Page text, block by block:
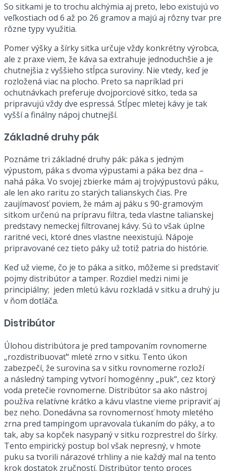
So sitkami je to trochu alchýmia aj preto, lebo existujú vo
veľkostiach od 6 až po 26 gramov a majú aj rôzny tvar pre
rôzne typy využitia.
Pomer výšky a šírky sitka určuje vždy konkrétny výrobca,
ale z praxe viem, že káva sa extrahuje jednoduchšie a je
chutnejšia z vyššieho stĺpca suroviny. Nie vtedy, keď je
rozložená viac na plocho. Preto sa napríklad pri
ochutnávkach preferuje dvojporciové sitko, teda sa
pripravujú vždy dve espressá. Stĺpec mletej kávy je tak
vyšší a finálny nápoj chutnejší.
Základné druhy pák
Poznáme tri základné druhy pák: páka s jedným
výpustom, páka s dvoma výpustami a páka bez dna –
nahá páka. Vo svojej zbierke mám aj trojvýpustovú páku,
ale len ako raritu zo starých talianskych čias. Pre
zaujímavosť poviem, že mám aj páku s 90-gramovým
sitkom určenú na prípravu filtra, teda vlastne talianskej
predstavy nemeckej filtrovanej kávy. Sú to však úplne
raritné veci, ktoré dnes vlastne neexistujú. Nápoje
pripravované cez tieto páky už totiž patria do histórie.
Keď už vieme, čo je to páka a sitko, môžeme si predstaviť
pojmy distribútor a tamper. Rozdiel medzi nimi je
principiálny; jeden mletú kávu rozkladá v sitku a druhý ju
v ňom dotláča.
Distribútor
Úlohou distribútora je pred tampovaním rovnomerne
„rozdistribuovať“ mleté zrno v sitku. Tento úkon
zabezpečí, že surovina sa v sitku rovnomerne rozloží
a následný tamping vytvorí homogénny „puk“, cez ktorý
voda pretečie rovnomerne. Distribútor sa ako nástroj
používa relatívne krátko a kávu vlastne vieme pripraviť aj
bez neho. Donedávna sa rovnomernosť hmoty mletého
zrna pred tampingom upravovala ťukaním do páky, a to
tak, aby sa kopček nasypaný v sitku rozprestrel do šírky.
Tento empirický postup bol však nepresný, v hmote
puku sa tvorili nárazové trhliny a nie každý mal na tento
krok dostatok zručností. Distribútor tento proces